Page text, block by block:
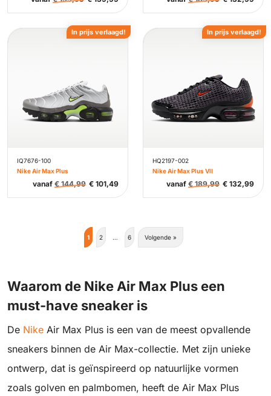
IQ7676-100
Nike Air Max Plus
vanaf €144,99 € 101,49
In prijs verlaagd!
HQ2197-002
Nike Air Max Plus VII
vanaf €189,99 € 132,99
In prijs verlaagd!
1 2 … 6 Volgende »
Waarom de Nike Air Max Plus een
must-have sneaker is
De Nike Air Max Plus is een van de meest opvallende
sneakers binnen de Air Max-collectie. Met zijn unieke
ontwerp, dat is geïnspireerd op natuurlijke vormen
zoals golven en palmbomen, heeft de Air Max Plus